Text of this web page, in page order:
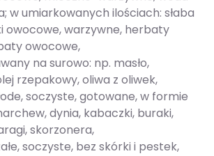
w umiarkowanych ilościach: słaba
owocowe, warzywne, herbaty
owocowe,
na surowo: np. masło,
rzepakowy, oliwa z oliwek,
soczyste, gotowane, w formie
dynia, kabaczki, buraki,
skorzonera,
soczyste, bez skórki i pestek,